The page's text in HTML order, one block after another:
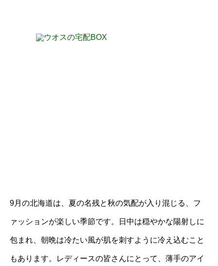
9月の北海道は、夏の名残と秋の気配が入り混じる、フ
ァッションが楽しい季節です。日中は穏やかな陽射しに
包まれ、朝晩は冷たい風が肌を刺すように冷え込むこと
もあります。レディースの皆さんにとって、薄手のアイ